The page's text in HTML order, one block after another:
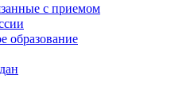
с приемом
образование